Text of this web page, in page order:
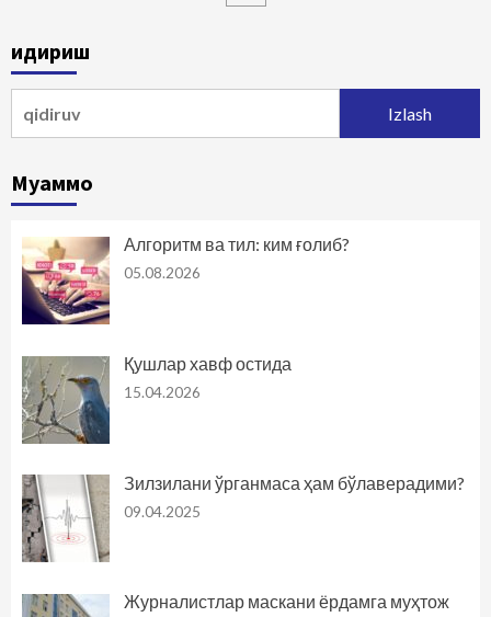
Қидириш
Муаммо
Алгоритм ва тил: ким ғолиб?
05.08.2026
Қушлар хавф остида
15.04.2026
Зилзилани ўрганмаса ҳам бўлаверадими?
09.04.2025
Журналистлар маскани ёрдамга муҳтож